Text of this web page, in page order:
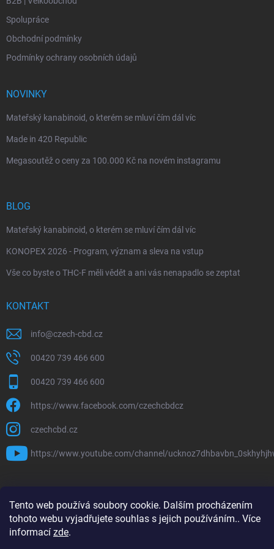
Tento web používá soubory cookie. Dalším procházením
tohoto webu vyjadřujete souhlas s jejich používáním.. Více
informací zde.
Spolupráce
Obchodní podmínky
Podmínky ochrany osobních údajů
NOVINKY
Mateřský kanabinoid, o kterém se mluví čím dál víc
Made in 420 Republic
Megasoutěž o ceny za 100.000 Kč na novém instagramu
BLOG
Mateřský kanabinoid, o kterém se mluví čím dál víc
KONOPEX 2026 - Program, význam a sleva na vstup
Vše co byste o THC-F měli vědět a ani vás nenapadlo se zeptat
KONTAKT
info@czech-cbd.cz
00420 739 466 600
00420 739 466 600
https://www.facebook.com/czechcbdcz
czechcbd.cz
https://www.youtube.com/channel/
Copyright 2026 CzechCBD . Všechna práva vyhrazena.